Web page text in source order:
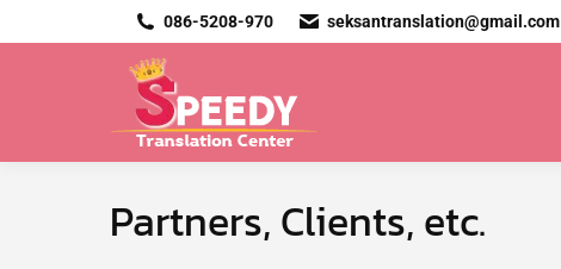
086-5208-970 seksantranslation@gmail.com
Partners, Clients, etc.